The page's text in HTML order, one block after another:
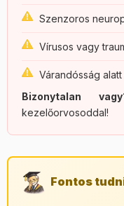
Szenzoros
Vírusos vagy
Várandósság
Bizonytalan
kezelőorvosoddal!
Fontos